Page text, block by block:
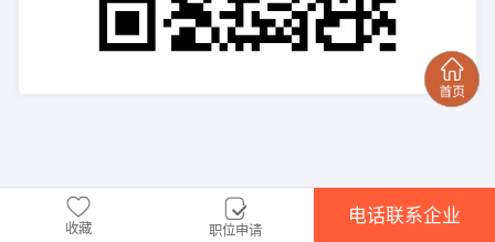
收藏 职位申请
电话联系企业